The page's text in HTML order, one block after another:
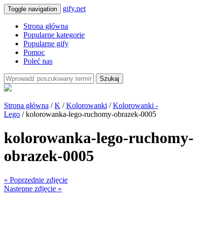
Toggle navigation gify.net
Strona główna
Popularne kategorie
Popularne gify
Pomoc
Poleć nas
Szukaj
Strona główna /K /Kolorowanki /Kolorowanki -
Lego / kolorowanka-lego-ruchomy-obrazek-0005
kolorowanka-lego-ruchomy-
obrazek-0005
« Poprzednie zdjęcie
Następne zdjęcie »